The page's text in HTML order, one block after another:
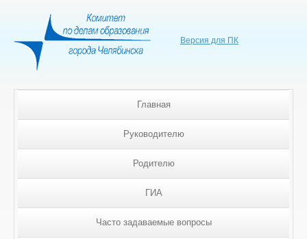
Версия для ПК
Главная
Руководителю
Родителю
ГИА
Часто задаваемые вопросы